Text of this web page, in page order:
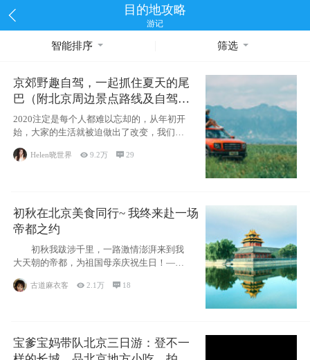
目的地攻略
游记
智能排序 筛选
京郊野趣自驾，一起抓住夏天的尾
巴（附北京周边景点路线及自驾攻
略）
2020注定是每个人都难以忘却的，从年初开
始，大家的生活就被迫做出了改变，我们也
不例外。本来双双辞职是为
Helen晓世界 9.2万 29
初秋在北京美食同行~ 我终来赴一场
帝都之约
初秋我跋涉千里，一路激情澎湃来到我
大天朝的帝都，为祖国母亲庆祝生日！——
古道麻衣客 2.1万  18
宝爹宝妈带队北京三日游：登不一